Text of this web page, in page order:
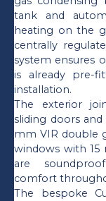
tank and
heating on the
centrally
system ensures
is already pre-
installation.
The exterior
sliding doors
mm VIR double
windows with 15
are
comfort
The bespoke